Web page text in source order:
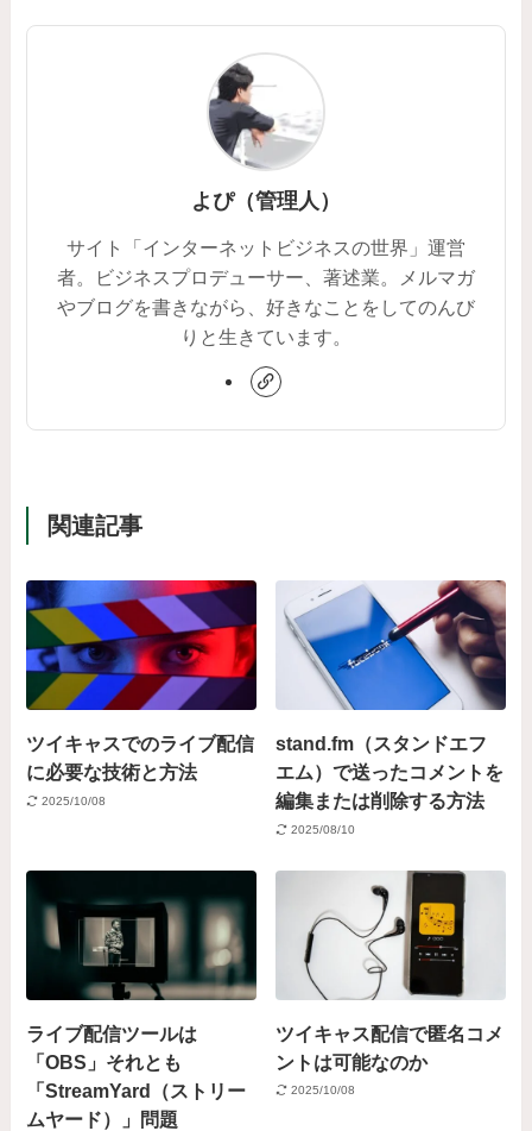
よぴ（管理人）
サイト「インターネットビジネスの世界」運営
者。ビジネスプロデューサー、著述業。メルマガ
やブログを書きながら、好きなことをしてのんび
りと生きています。
関連記事
ツイキャスでのライブ配信
に必要な技術と方法
2025/10/08
stand.fm（スタンドエフ
エム）で送ったコメントを
編集または削除する方法
2025/08/10
ライブ配信ツールは
「OBS」それとも
「StreamYard（ストリー
ムヤード）」問題
ツイキャス配信で匿名コメ
ントは可能なのか
2025/10/08